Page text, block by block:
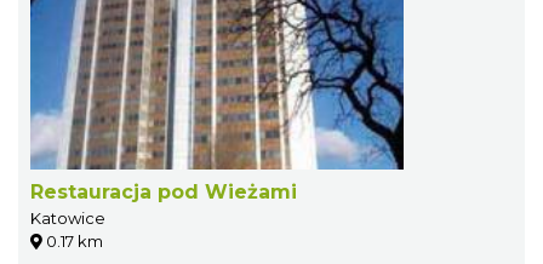
Restauracja pod Wieżami
Katowice
0.17 km